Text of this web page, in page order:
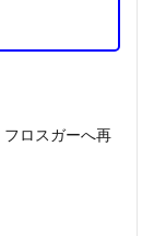
ロスガーへ再